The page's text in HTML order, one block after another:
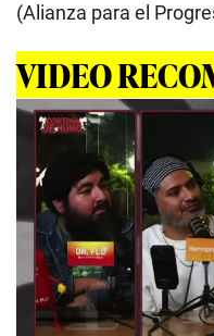
(Alianza para el
VIDEO